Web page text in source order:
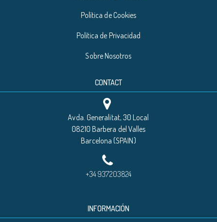
Política de Cookies
Política de Privacidad
Sobre Nosotros
CONTACT
Avda. Generalitat, 30 Local
08210 Barbera del Valles
Barcelona (SPAIN)
+34 937203824
INFORMACIÓN